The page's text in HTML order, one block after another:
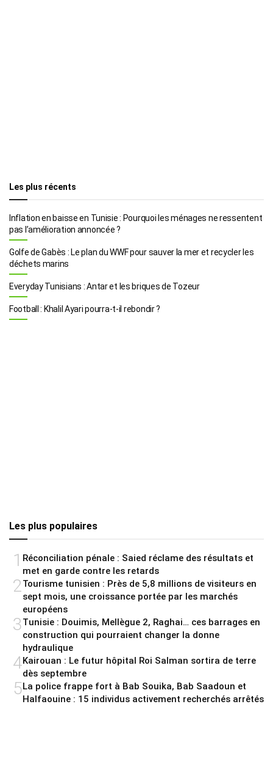
Les plus récents
Inflation en baisse en Tunisie : Pourquoi les ménages ne ressentent
pas l’amélioration annoncée ?
Golfe de Gabès : Le plan du WWF pour sauver la mer et recycler les
déchets marins
Everyday Tunisians : Antar et les briques de Tozeur
Football : Khalil Ayari pourra-t-il rebondir ?
Les plus populaires
1 Réconciliation pénale : Saied réclame des résultats et
met en garde contre les retards
2Tourisme tunisien : Près de 5,8 millions de visiteurs en
sept mois, une croissance portée par les marchés
européens
3Tunisie : Douimis, Mellègue 2, Raghai… ces barrages en
construction qui pourraient changer la donne
hydraulique
4Kairouan : Le futur hôpital Roi Salman sortira de terre
dès septembre
5La police frappe fort à Bab Souika, Bab Saadoun et
Halfaouine : 15 individus activement recherchés arrêtés